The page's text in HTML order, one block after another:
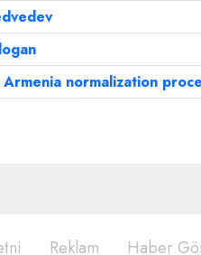
normalization
Reklam Haber